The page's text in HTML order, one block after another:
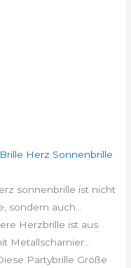
Herz Sonnenbrille
sonnenbrille ist nicht
sondern auch...
Herzbrille ist aus
Metallscharnier...
Partybrille Größe